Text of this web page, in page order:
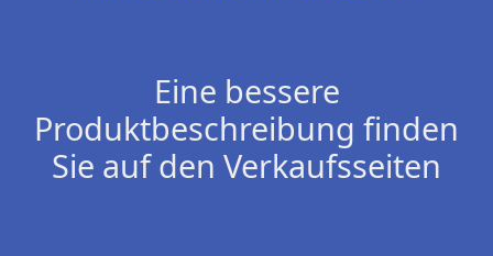
Eine bessere
Produktbeschreibung finden
Sie auf den Verkaufsseiten